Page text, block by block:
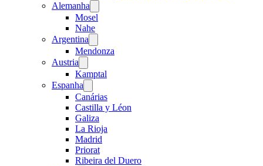
Alemanha
menu
Mosel
Nahe
Argentina
menu
Mendonza
Austria
menu
Kamptal
Espanha
menu
Canárias
Castilla y Léon
Galiza
La Rioja
Madrid
Priorat
Ribeira del Duero